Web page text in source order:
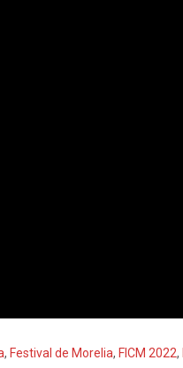
, Festival de Morelia, FICM 2022,